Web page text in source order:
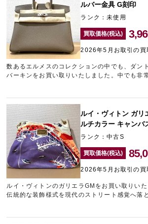
ルバー金具 G刻印
ランク：未使用
買取価格(税込)
2026年5月お取引の買
数あるエルメスのコレクションの中でも、ダン
バーキンをお買い取りいたしました。中でも非
とカラーの組み合わせでしたので、目一杯の金
ルイ・ヴィトン ガリ
ルチカラー キャンバ
ランク：中古S
買取価格(税込)
2026年5月お取引の買
ルイ・ヴィトンのガリエラGMをお買い取りい
伝統的な装飾様式を現代のストリート感覚へ落
性的なデザインが魅力的なバッグです中古市場